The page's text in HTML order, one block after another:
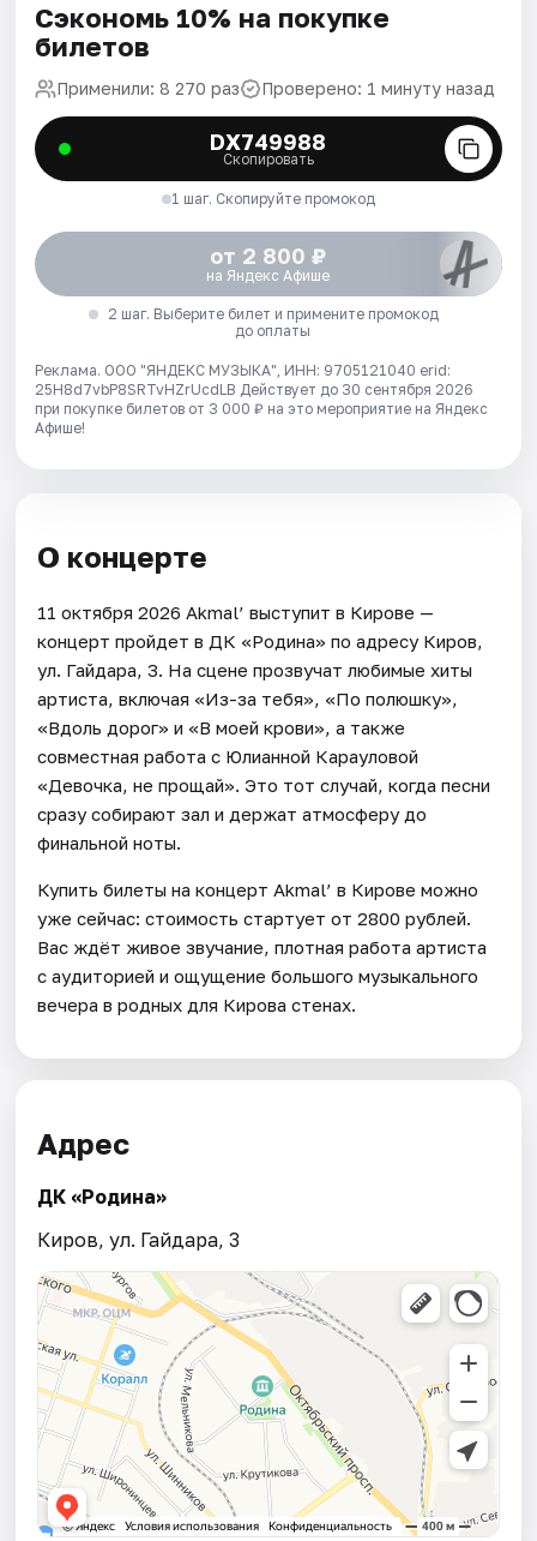
Сэкономь 10% на покупке
билетов
Применили: 8 270 раз Проверено: 1 минуту назад
DX749988
Скопировать
1 шаг. Скопируйте промокод
от 2 800 ₽
на Яндекс Афише
2 шаг. Выберите билет и примените промокод
до оплаты
Реклама. ООО "ЯНДЕКС МУЗЫКА", ИНН: 9705121040 erid:
25H8d7vbP8SRTvHZrUcdLB Действует до 30 сентября 2026
при покупке билетов от 3 000 ₽ на это мероприятие на Яндекс
Афише!
О концерте
11 октября 2026 Akmal’ выступит в Кирове —
концерт пройдет в ДК «Родина» по адресу Киров,
ул. Гайдара, 3. На сцене прозвучат любимые хиты
артиста, включая «Из-за тебя», «По полюшку»,
«Вдоль дорог» и «В моей крови», а также
совместная работа с Юлианной Карауловой
«Девочка, не прощай». Это тот случай, когда песни
сразу собирают зал и держат атмосферу до
финальной ноты.
Купить билеты на концерт Akmal’ в Кирове можно
уже сейчас: стоимость стартует от 2800 рублей.
Вас ждёт живое звучание, плотная работа артиста
с аудиторией и ощущение большого музыкального
вечера в родных для Кирова стенах.
Адрес
ДК «Родина»
Киров, ул. Гайдара, 3